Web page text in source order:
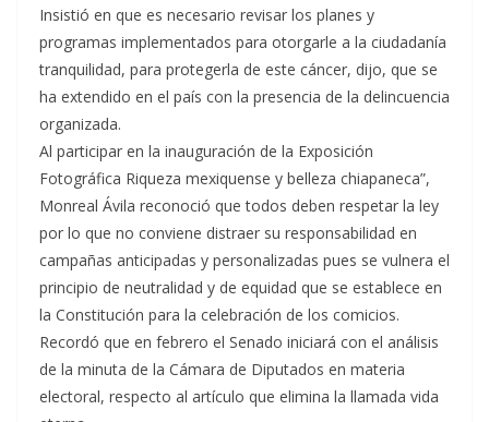
Insistió en que es necesario revisar los planes y
programas implementados para otorgarle a la ciudadanía
tranquilidad, para protegerla de este cáncer, dijo, que se
ha extendido en el país con la presencia de la delincuencia
organizada.
Al participar en la inauguración de la Exposición
Fotográfica Riqueza mexiquense y belleza chiapaneca”,
Monreal Ávila reconoció que todos deben respetar la ley
por lo que no conviene distraer su responsabilidad en
campañas anticipadas y personalizadas pues se vulnera el
principio de neutralidad y de equidad que se establece en
la Constitución para la celebración de los comicios.
Recordó que en febrero el Senado iniciará con el análisis
de la minuta de la Cámara de Diputados en materia
electoral, respecto al artículo que elimina la llamada vida